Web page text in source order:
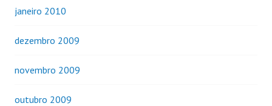
janeiro 2010
dezembro 2009
novembro 2009
outubro 2009